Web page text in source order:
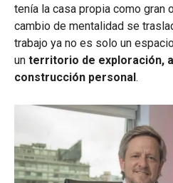
tenía la casa propia como gran
cambio de mentalidad se
trabajo ya no es solo un
un territorio de exploración,
construcción personal.